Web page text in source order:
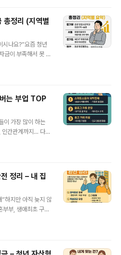
특히 자녀, 문화생
제 항목들이 눈에 띄
가면서 새로운 아
많은 공제 혜택을 받
정리 (지역별
시나요?”요즘 청년
금이 부족해서 못 한
’을 제공하고 있어
지원금 제도들을
화 정책도 요약했
세요! ✅ 1. 중소벤
39세 이하 예비창
1억 원(정부지원금 7
분할 모집📌 팁:
는 부업 TOP
이 가장 많이 하는
인간관계까지… 다
만 무작정 시작하면
는 부업 TOP 5를 소
위주로 구성했어
: 중초기비용: 10만
스마트스토어는 이
고 없이, 공급사 제
서도 운영 가능.📌
정리 – 내 집
하지만 아직 늦지 않
부부, 생애최초 구입
을 거쳐소득 조건,
제도를처음부터 끝